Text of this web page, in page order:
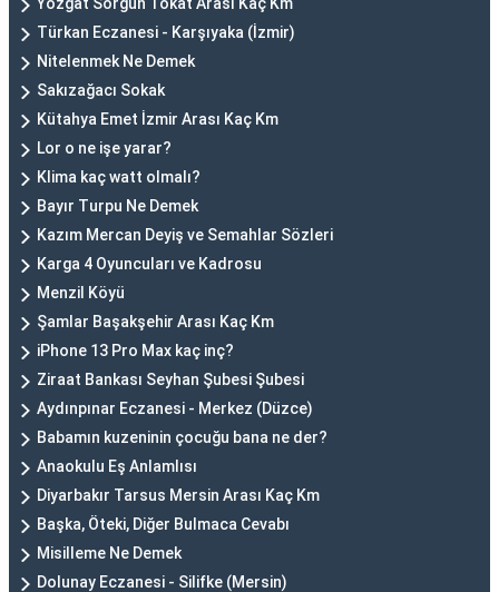
Türkan Eczanesi - Karşıyaka (İzmir)
Nitelenmek Ne Demek
Sakızağacı Sokak
Kütahya Emet İzmir Arası Kaç Km
Lor o ne işe yarar?
Klima kaç watt olmalı?
Bayır Turpu Ne Demek
Kazım Mercan Deyiş ve Semahlar Sözleri
Karga 4 Oyuncuları ve Kadrosu
Menzil Köyü
Şamlar Başakşehir Arası Kaç Km
iPhone 13 Pro Max kaç inç?
Ziraat Bankası Seyhan Şubesi Şubesi
Aydınpınar Eczanesi - Merkez (Düzce)
Babamın kuzeninin çocuğu bana ne der?
Anaokulu Eş Anlamlısı
Diyarbakır Tarsus Mersin Arası Kaç Km
Başka, Öteki, Diğer Bulmaca Cevabı
Misilleme Ne Demek
Dolunay Eczanesi - Silifke (Mersin)